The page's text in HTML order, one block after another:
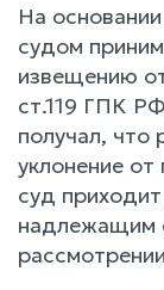
На
судом
извещению
ст.119 ГПК
получал, что
уклонение
суд
надлежащим